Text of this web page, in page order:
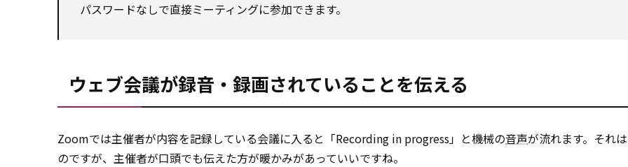
パスワードなしで直接ミーティングに参加できます。
ウェブ会議が録音・録画されていることを伝える
Zoomでは主催者が内容を記録している会議に入ると「Recording in progress」と機械の音声が流れます。それ
のですが、主催者が口頭でも伝えた方が暖かみがあっていいですね。